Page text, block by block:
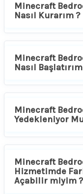
Minecraft
Nasıl Kurarım ?
Minecraft
Nasıl
Minecraft
Yedekleniyor
Minecraft
Hizmetimde
Açabilir miyim ?